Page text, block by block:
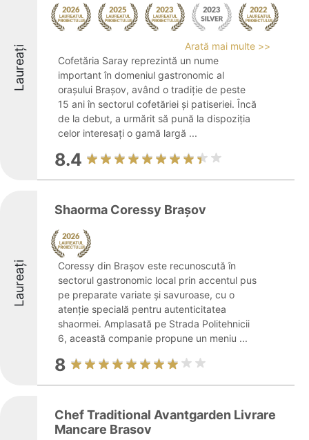
Laureați
Arată mai multe >>
Cofetăria Saray reprezintă un nume
important în domeniul gastronomic al
orașului Brașov, având o tradiție de peste
15 ani în sectorul cofetăriei și patiseriei. Încă
de la debut, a urmărit să pună la dispoziția
celor interesați o gamă largă ...
8.4
Laureați
Shaorma Coressy Brașov
Coressy din Brașov este recunoscută în
sectorul gastronomic local prin accentul pus
pe preparate variate și savuroase, cu o
atenție specială pentru autenticitatea
shaormei. Amplasată pe Strada Politehnicii
6, această companie propune un meniu ...
8
Chef Traditional Avantgarden Livrare
Mancare Brasov